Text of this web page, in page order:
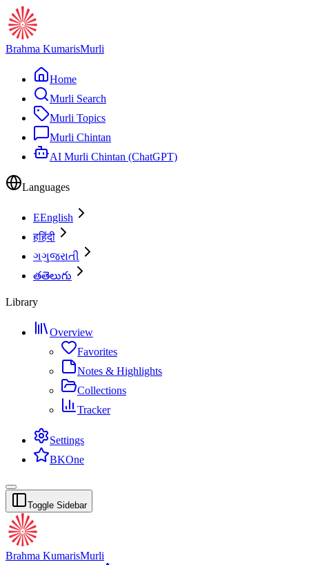
Brahma KumarisMurli
Home
Murli Search
Murli Topics
Murli Chintan
AI Murli Chintan (ChatGPT)
Languages
EEnglish
हहिंदी
ગગુજરાતી
తతెలుగు
Library
Overview
Favorites
Notes & Highlights
Collections
Tracker
Settings
BKOne
Toggle Sidebar
Brahma KumarisMurli